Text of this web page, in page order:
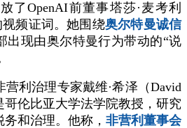
了OpenAI前董事塔莎·麦考利
视频证词。她围绕奥尔特曼诚信
出现由奥尔特曼行为带动的“说
利治理专家戴维·希泽（David
哥伦比亚大学法学院教授，研究
和治理。他称， 非营利董事会